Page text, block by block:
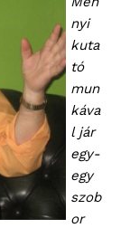
nyi
kuta
tó
mun
káva
l jár
egy-
egy
szob
or